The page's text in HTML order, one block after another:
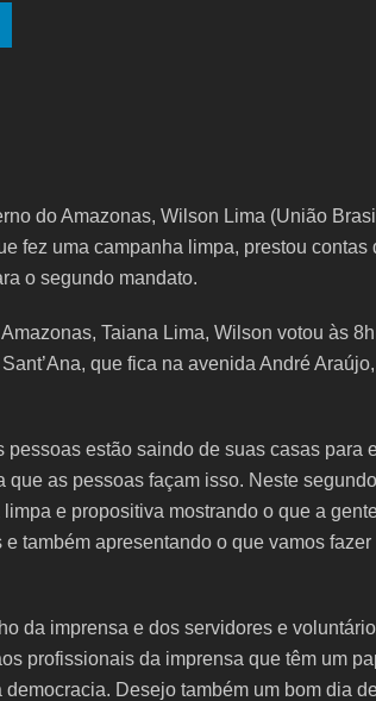
do Amazonas, Wilson Lima (União
fez uma campanha limpa, prestou contas
o segundo mandato.
Taiana Lima, Wilson votou às
que fica na avenida André
pessoas estão saindo de suas casas para
que as pessoas façam isso. Neste
e propositiva mostrando o que a
também apresentando o que vamos
da imprensa e dos servidores e
profissionais da imprensa que têm um
Desejo também um bom dia